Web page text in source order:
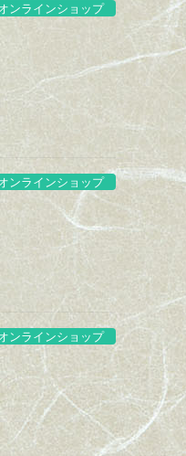
ンラインショップ
ンラインショップ
ンラインショップ